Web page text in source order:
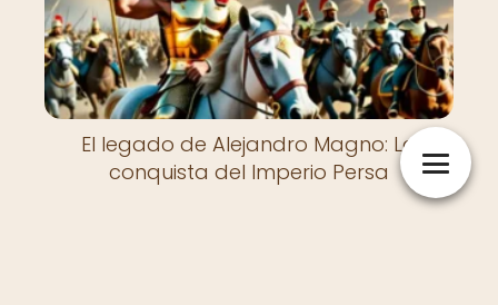
El legado de Alejandro Magno: La
conquista del Imperio Persa